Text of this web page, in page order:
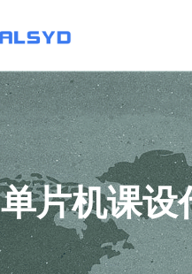
单片机课设